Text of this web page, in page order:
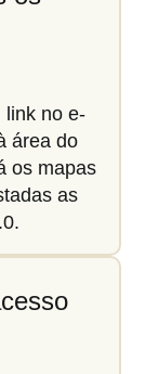
link no e-
área do
os mapas
as